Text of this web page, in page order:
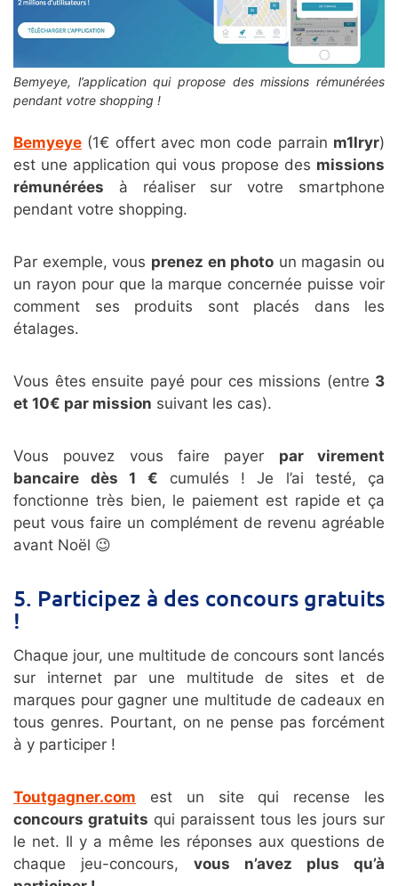
Bemyeye, l’application qui propose des missions rémunérées
pendant votre shopping !
Bemyeye (1€ offert avec mon code parrain m1lryr)
est une application qui vous propose des missions
rémunérées à réaliser sur votre smartphone
pendant votre shopping.
Par exemple, vous prenez en photo un magasin ou
un rayon pour que la marque concernée puisse voir
comment ses produits sont placés dans les
étalages.
Vous êtes ensuite payé pour ces missions (entre 3
et 10€ par mission suivant les cas).
Vous pouvez vous faire payer par virement
bancaire
dès 1 € cumulés ! Je l’ai testé, ça
fonctionne très bien, le paiement est rapide et ça
peut vous faire un complément de revenu agréable
avant Noël 😉
5. Participez à des concours gratuits
!
Chaque jour, une multitude de concours sont lancés
sur internet par une multitude de sites et de
marques pour gagner une multitude de cadeaux en
tous genres. Pourtant, on ne pense pas forcément
à y participer !
Toutgagner.com est un site qui recense les
concours gratuits qui paraissent tous les jours sur
le net. Il y a même les réponses aux questions de
chaque jeu-concours, vous n’avez plus qu’à